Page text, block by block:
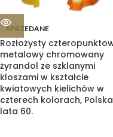
SPRZEDANE
Rozłożysty
metalowy chromowany
żyrandol ze szklanymi
kloszami w kształcie
kwiatowych kielichów w
czterech kolorach,
lata 60.